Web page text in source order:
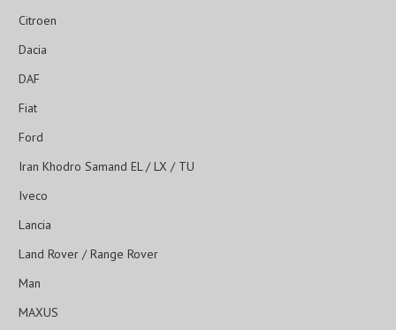
Citroen
Dacia
DAF
Fiat
Ford
Iran Khodro Samand EL / LX / TU
Iveco
Lancia
Land Rover / Range Rover
Man
MAXUS